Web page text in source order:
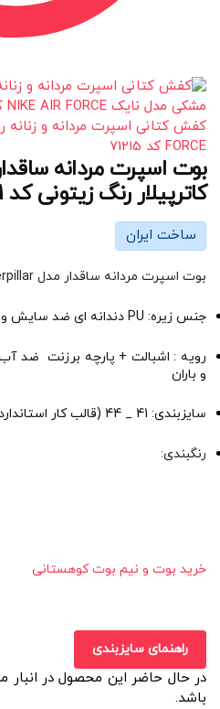
FORCE کد 71215
کاترپیلار رنگ زیتونی کد 4821
ساخت ایران
بوت اسپرت مردانه ساقدار مدل caterpillar کاترپیلار رنگ زیتونی
جنس زیره: PU دندانه ای ضد سایش و لغزش
رویه : اشبالت + پارچه برزنت ضد
و باران
سایزبندی: 41 _ 44 (قالب کار استاندارد)
رنگبندی:
خرید بوت و نیم بوت کوهستانی
راهنمای سایزبندی
در حال حاضر این محصول در
باشد.